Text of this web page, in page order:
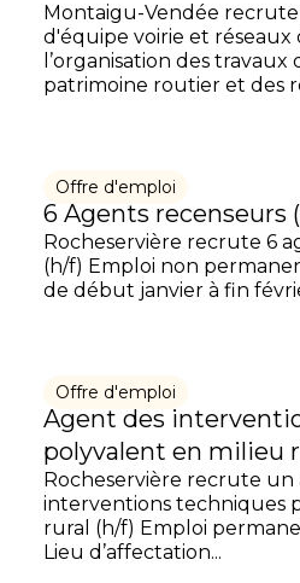
Montaigu-Vendée
d'équipe voirie et réseaux
l’organisation des travaux
patrimoine routier et des
Offre d'emploi
6 Agents recenseurs
Rocheservière recrute 6
(h/f) Emploi non
de début janvier à fin
Offre d'emploi
Agent des
polyvalent en milieu
Rocheservière recrute un
interventions techniques
rural (h/f) Emploi
Lieu d’affectation...